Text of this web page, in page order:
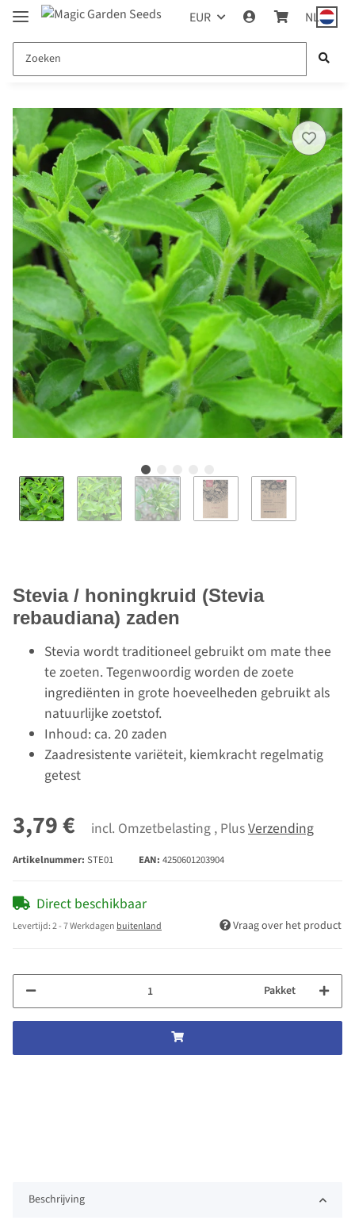
EUR NL
Stevia / honingkruid (Stevia
rebaudiana) zaden
Stevia wordt traditioneel gebruikt om mate thee
te zoeten. Tegenwoordig worden de zoete
ingrediënten in grote hoeveelheden gebruikt als
natuurlijke zoetstof.
Inhoud: ca. 20 zaden
Zaadresistente variëteit, kiemkracht regelmatig
getest
3,79 € incl. Omzetbelasting , PlusVerzending
Artikelnummer: STE01 EAN: 4250601203904
Direct beschikbaar
Levertijd:2 - 7 Werkdagen buitenland Vraag over het product
Pakket
Beschrijving